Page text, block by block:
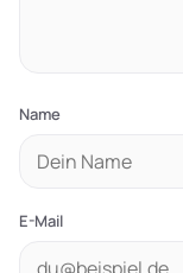
Name
E-Mail